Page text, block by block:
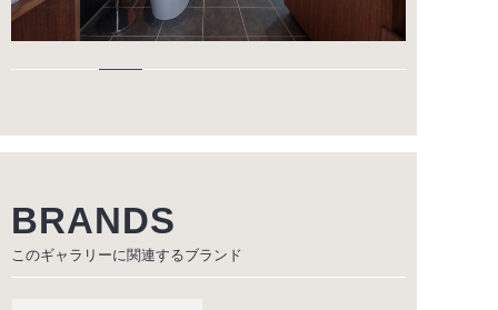
BRANDS
このギャラリーに関連するブランド